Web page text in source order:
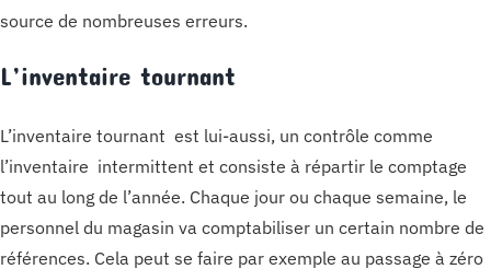
source de nombreuses erreurs.
L’inventaire tournant
L’inventaire tournant est lui-aussi, un contrôle comme
l’inventaire intermittent et consiste à répartir le comptage
tout au long de l’année. Chaque jour ou chaque semaine, le
personnel du magasin va comptabiliser un certain nombre de
références. Cela peut se faire par exemple au passage à zéro